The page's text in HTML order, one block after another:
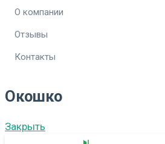
О компании
Отзывы
Контакты
Окошко
Закрыть